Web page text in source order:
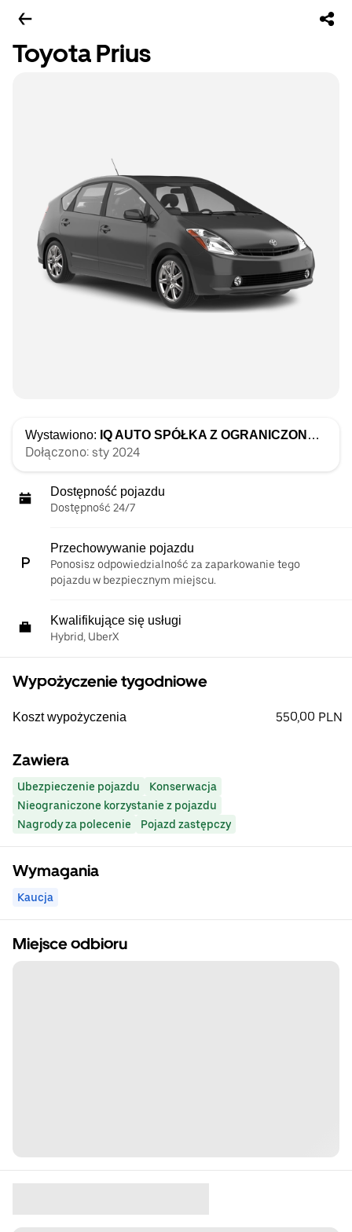
Toyota Prius
Wystawiono: IQ AUTO SPÓŁKA Z OGRANICZONĄ ODPOWIEDZIALNOŚCIĄ
Dołączono: sty 2024
Dostępność pojazdu
Dostępność 24/7
Przechowywanie pojazdu
Ponosisz odpowiedzialność za zaparkowanie tego
pojazdu w bezpiecznym miejscu.
Kwalifikujące się usługi
Hybrid, UberX
Wypożyczenie tygodniowe
Koszt wypożyczenia 550,00 PLN
Zawiera
Ubezpieczenie pojazdu
Konserwacja
Nieograniczone korzystanie z pojazdu
Nagrody za polecenie
Pojazd zastępczy
Wymagania
Kaucja
Miejsce odbioru